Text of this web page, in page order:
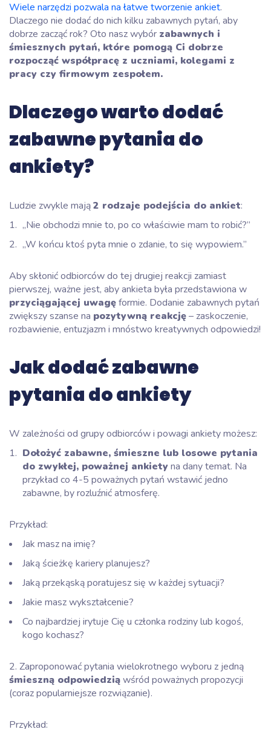
Wiele narzędzi pozwala na łatwe tworzenie ankiet.
Dlaczego nie dodać do nich kilku zabawnych pytań, aby
dobrze zacząć rok? Oto nasz wybór zabawnych i
śmiesznych pytań, które pomogą Ci dobrze
rozpocząć współpracę z uczniami, kolegami z
pracy czy firmowym zespołem.
Dlaczego warto dodać
zabawne pytania do
ankiety?
Ludzie zwykle mają2 rodzaje podejścia do ankiet:
„Nie obchodzi mnie to, po co właściwie mam to robić?”
„W końcu ktoś pyta mnie o zdanie, to się wypowiem.”
Aby skłonić odbiorców do tej drugiej reakcji zamiast
pierwszej, ważne jest, aby ankieta była przedstawiona w
przyciągającej uwagęformie. Dodanie zabawnych pytań
zwiększy szanse na pozytywną reakcję– zaskoczenie,
rozbawienie, entuzjazm i mnóstwo kreatywnych odpowiedzi!
Jak dodać zabawne
pytania do ankiety
W zależności od grupy odbiorców i powagi ankiety możesz:
Dołożyć zabawne, śmieszne lub losowe pytania
do zwykłej, poważnej ankietyna dany temat. Na
przykład co 4-5 poważnych pytań wstawić jedno
zabawne, by rozluźnić atmosferę.
Przykład:
Jak masz na imię?
Jaką ścieżkę kariery planujesz?
Jaką przekąską poratujesz się w każdej sytuacji?
Jakie masz wykształcenie?
Co najbardziej irytuje Cię u członka rodziny lub kogoś,
kogo kochasz?
2. Zaproponować pytania wielokrotnego wyboru z jedną
śmieszną odpowiedziąwśród poważnych propozycji
(coraz popularniejsze rozwiązanie).
Przykład: